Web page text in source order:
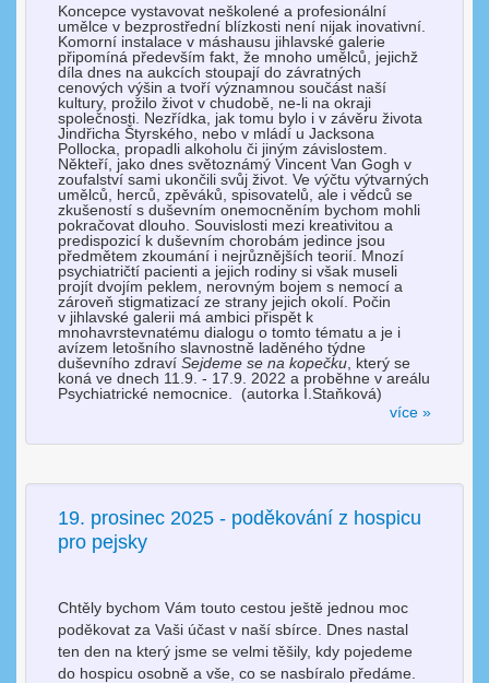
Koncepce vystavovat neškolené a profesionální
umělce v bezprostřední blízkosti není nijak inovativní.
Komorní instalace v máshausu jihlavské galerie
připomíná především fakt, že mnoho umělců, jejichž
díla dnes na aukcích stoupají do závratných
cenových výšin a tvoří významnou součást naší
kultury, prožilo život v chudobě, ne-li na okraji
společnosti. Nezřídka, jak tomu bylo i v závěru života
Jindřicha Štyrského, nebo v mládí u Jacksona
Pollocka, propadli alkoholu či jiným závislostem.
Někteří, jako dnes světoznámý Vincent Van Gogh v
zoufalství sami ukončili svůj život. Ve výčtu výtvarných
umělců, herců, zpěváků, spisovatelů, ale i vědců se
zkušeností s duševním onemocněním bychom mohli
pokračovat dlouho. Souvislosti mezi kreativitou a
predispozicí k duševním chorobám jedince jsou
předmětem zkoumání i nejrůznějších teorií. Mnozí
psychiatričtí pacienti a jejich rodiny si však museli
projít dvojím peklem, nerovným bojem s nemocí a
zároveň stigmatizací ze strany jejich okolí. Počin
v jihlavské galerii má ambici přispět k
mnohavrstevnatému dialogu o tomto tématu a je i
avízem letošního slavnostně laděného týdne
duševního zdravíSejdeme se na kopečku , který se
koná ve dnech 11.9. - 17.9. 2022 a proběhne v areálu
Psychiatrické nemocnice. (autorka I.Staňková)
více »
19. prosinec 2025 - poděkování z hospicu
pro pejsky
Chtěly bychom Vám touto cestou ještě jednou moc
poděkovat za Vaši účast v naší sbírce. Dnes nastal
ten den na který jsme se velmi těšily, kdy pojedeme
do hospicu osobně a vše, co se nasbíralo předáme.